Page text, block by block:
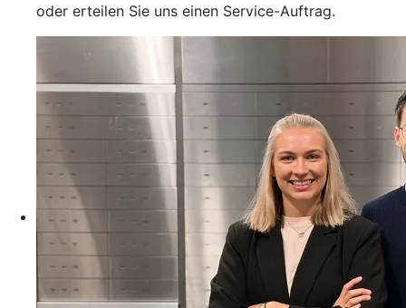
oder erteilen Sie uns einen Service-Auftrag.